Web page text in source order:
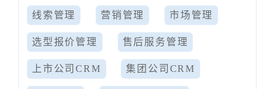
线索管理 营销管理 市场管理
选型报价管理 售后服务管理
上市公司CRM 集团公司CRM